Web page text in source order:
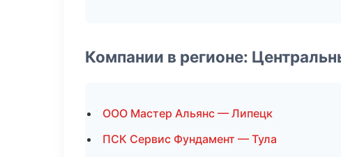
Компании в регионе:
ООО Мастер Альянс — Липецк
ПСК Сервис Фундамент — Тула